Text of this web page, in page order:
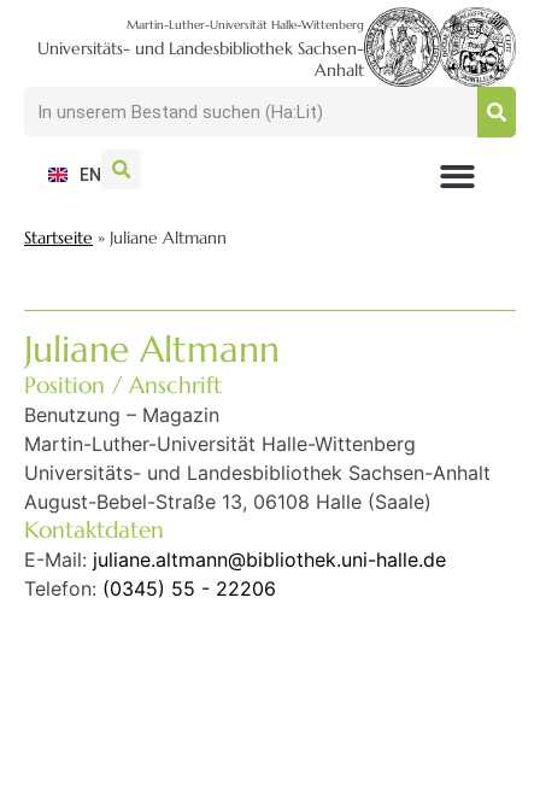
Martin-Luther-Universität Halle-Wittenberg
Universitäts- und Landesbibliothek Sachsen-
Anhalt
EN
Startseite » Juliane Altmann
Juliane Altmann
Position / Anschrift
Benutzung – Magazin
Martin-Luther-Universität Halle-Wittenberg
Universitäts- und Landesbibliothek Sachsen-Anhalt
August-Bebel-Straße 13, 06108 Halle (Saale)
Kontaktdaten
E-Mail: juliane.altmann@bibliothek.uni-halle.de
Telefon: (0345) 55 - 22206